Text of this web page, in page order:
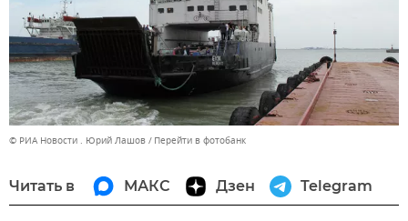
© РИА Новости . Юрий Лашов Перейти в фотобанк
Читать в МАКС Дзен Telegram